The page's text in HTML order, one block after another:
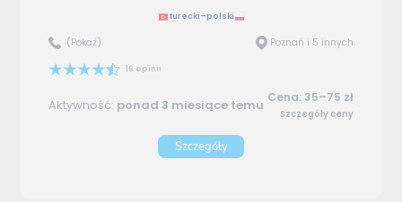
turecki–polski
(Pokaż) Poznań i 5 innych
16 opinii
Aktywność: ponad 3 miesiące temu Cena: 35–75 zł
Szczegóły ceny
Szczegóły